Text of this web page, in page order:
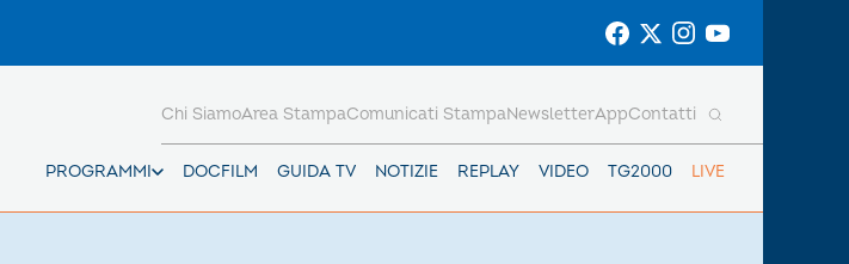
PROGRAMMI DOCFILM GUIDA TV NOTIZIE REPLAY VIDEO TG2000 LIVE
Chi SiamoArea StampaComunicati StampaNewsletterAppContatti